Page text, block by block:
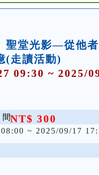
聖堂光影—從他
(走讀活動)
09:30 ~ 2025/
NT$ 300
~ 2025/09/17